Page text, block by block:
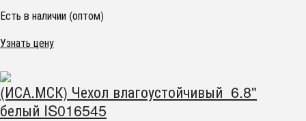
Есть в наличии (оптом)
Узнать цену
(ИСА.МСК) Чехол влагоустойчивый 6.8"
белый IS016545